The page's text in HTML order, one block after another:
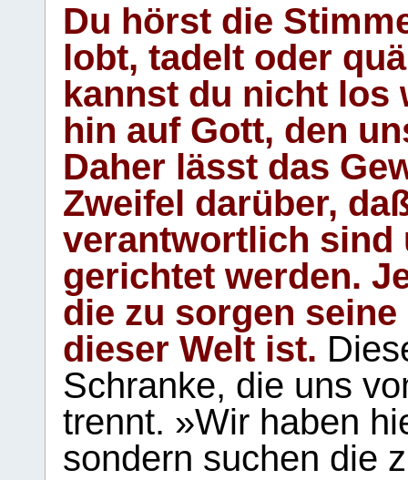
Du hörst die
lobt, tadelt oder
kannst du nicht los
hin auf Gott, den
Daher lässt das
Zweifel darüber,
verantwortlich sind
gerichtet werden.
die zu sorgen
dieser Welt ist.
Schranke, die uns
trennt. »Wir haben
sondern suchen die